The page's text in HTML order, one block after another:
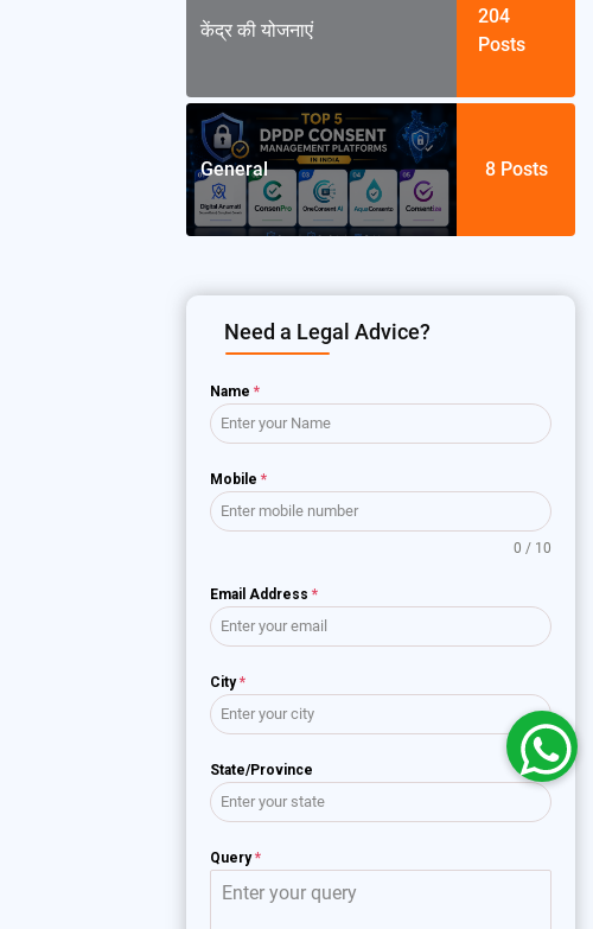
केंद्र की योजनाएं
204
Posts
General 8 Posts
Need a Legal Advice?
Name *
Mobile *
0 / 10
Email Address *
City*
State/Province
Query*